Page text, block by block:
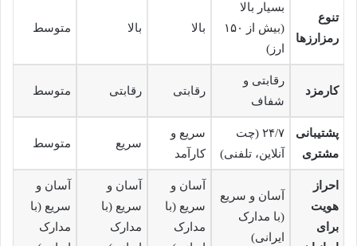
تنوع
رمزارزها
بسیار بالا
(بیش از ۱۵۰
ارز)
بالا بالا متوسط
کارمزد
رقابتی و
شفاف
رقابتی رقابتی متوسط
پشتیبانی
مشتری
۲۴/۷ (چت
آنلاین، تلفنی)
سریع و
کارآمد
سریع متوسط
احراز
هویت
برای
آسان و سریع
(با مدارک
ایرانی)
آسان و
سریع (با
مدارک
آسان و
سریع (با
مدارک
آسان و
سریع (با
مدارک